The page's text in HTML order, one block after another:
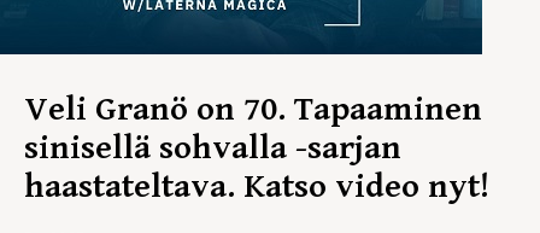
Veli Granö on 70. Tapaaminen
sinisellä sohvalla -sarjan
haastateltava. Katso video nyt!